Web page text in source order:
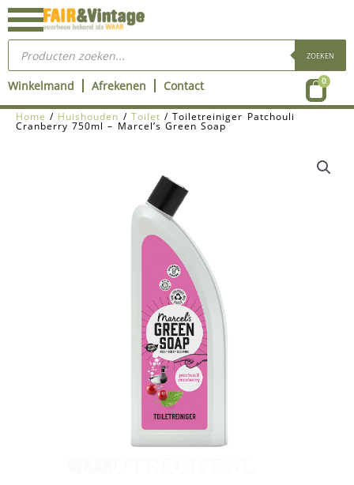
Ga
naar
inhoud
Producten
zoeken ZOEKEN
Winkelmand Afrekenen Contact 0
Home / Huishouden / Toilet / Toiletreiniger Patchouli
Cranberry 750ml – Marcel’s Green Soap